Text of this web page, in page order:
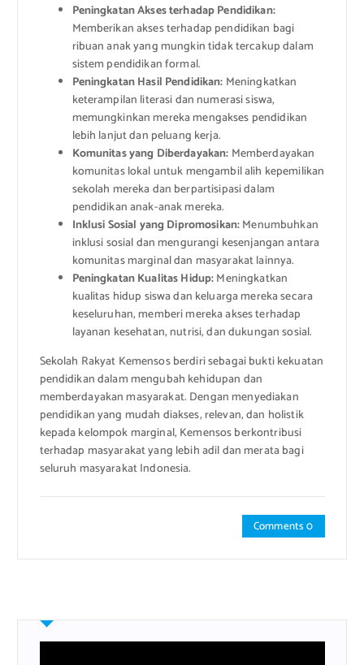
Peningkatan Akses terhadap Pendidikan:
Memberikan akses terhadap pendidikan bagi
ribuan anak yang mungkin tidak tercakup dalam
sistem pendidikan formal.
Peningkatan Hasil Pendidikan: Meningkatkan
keterampilan literasi dan numerasi siswa,
memungkinkan mereka mengakses pendidikan
lebih lanjut dan peluang kerja.
Komunitas yang Diberdayakan: Memberdayakan
komunitas lokal untuk mengambil alih kepemilikan
sekolah mereka dan berpartisipasi dalam
pendidikan anak-anak mereka.
Inklusi Sosial yang Dipromosikan:Menumbuhkan
inklusi sosial dan mengurangi kesenjangan antara
komunitas marginal dan masyarakat lainnya.
Peningkatan Kualitas Hidup:Meningkatkan
kualitas hidup siswa dan keluarga mereka secara
keseluruhan, memberi mereka akses terhadap
layanan kesehatan, nutrisi, dan dukungan sosial.
Sekolah Rakyat Kemensos berdiri sebagai bukti kekuatan
pendidikan dalam mengubah kehidupan dan
memberdayakan masyarakat. Dengan menyediakan
pendidikan yang mudah diakses, relevan, dan holistik
kepada kelompok marginal, Kemensos berkontribusi
terhadap masyarakat yang lebih adil dan merata bagi
seluruh masyarakat Indonesia.
Comments 0